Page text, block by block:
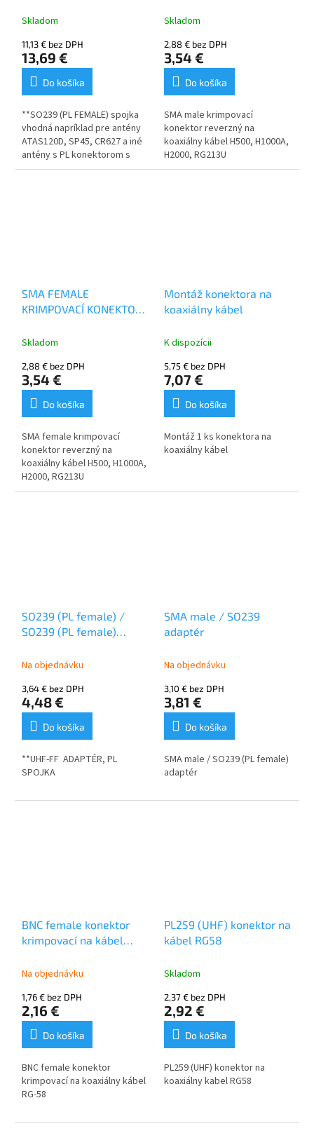
Skladom
11,13 € bez DPH
13,69 €
Do košíka
**SO239 (PL FEMALE) spojka
vhodná napríklad pre antény
ATAS120D, SP45, CR627 a iné
antény s PL konektorom s
umiestnením na konzolu.
H1000A, H2000, RG213U
Skladom
2,88 € bez DPH
3,54 €
Do košíka
SMA male krimpovací
konektor reverzný na
koaxiálny kábel H500, H1000A,
H2000, RG213U
SMA FEMALE
KRIMPOVACÍ KONEKTOR
H500, H1000A, H2000,
Skladom
2,88 € bez DPH
3,54 €
Do košíka
SMA female krimpovací
konektor reverzný na
koaxiálny kábel H500, H1000A,
H2000, RG213U
Montáž konektora na
koaxiálny kábel
K dispozícii
5,75 € bez DPH
7,07 €
Do košíka
Montáž 1 ks konektora na
koaxiálny kábel
SO239 (PL female) /
SO239 (PL female)
Na objednávku
3,64 € bez DPH
4,48 €
Do košíka
**UHF-FF ADAPTÉR, PL
SPOJKA
SMA male / SO239
adaptér
Na objednávku
3,10 € bez DPH
3,81 €
Do košíka
SMA male / SO239 (PL female)
adaptér
BNC female konektor
krimpovací na kábel
Na objednávku
1,76 € bez DPH
2,16 €
Do košíka
BNC female konektor
krimpovací na koaxiálny kábel
RG-58
PL259 (UHF) konektor na
kábel RG58
Skladom
2,37 € bez DPH
2,92 €
Do košíka
PL259 (UHF) konektor na
koaxiálny kabel RG58